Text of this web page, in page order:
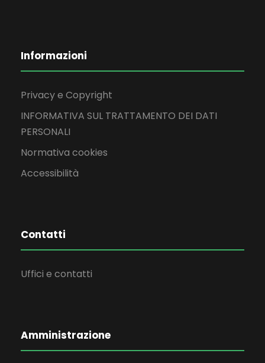
Informazioni
Privacy e Copyright
INFORMATIVA SUL TRATTAMENTO DEI DATI
PERSONALI
Normativa cookies
Accessibilità
Contatti
Uffici e contatti
Amministrazione